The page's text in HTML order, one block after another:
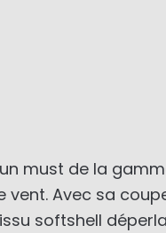
un must de la
Avec sa
softshell